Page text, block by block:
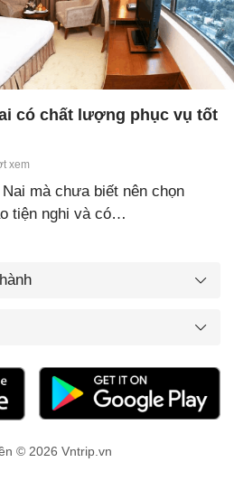
có chất lượng phục vụ tốt
xem
mà chưa biết nên chọn
tiện nghi và có…
© 2026 Vntrip.vn